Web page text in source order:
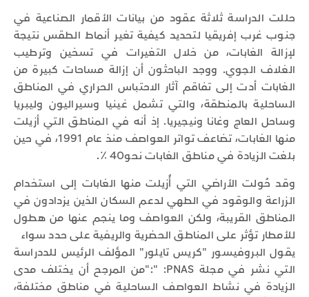
حللت الدراسة ثلاثة عقود من بيانات الأقمار الصناعية في
جنوب غرب إفريقيا لتحديد كيفية تغير أنماط الطقس نتيجة
لإزالة الغابات، من خلال التغيرات في تسخين وترطيب
الغلاف الجوي. ووجد الباحثون أن إزالة مساحات كبيرة من
الغابات أدت إلى تفاقم آثار الاحتباس الحراري في المناطق
الساحلية بالمنطقة، والتي تشمل غينيا وسيراليون وليبريا
وساحل العاج وغانا ونيجيريا. إذ أنه في المناطق التي أزيلت
منها الغابات، تضاعف تواتر العواصف منذ عام 1991، في حين
بلغت الزيادة في مناطق الغابات نحو40 ٪.
وقد حُولت الأراضي التي أُزيلت منها الغابات إلى استخدام
الزراعة والوقود في الطهي لدعم السكان الذين يزدادون في
المناطق القريبة، ولكن العواصف وما ينجم عنها من هطول
للأمطار تؤثر على المناطق الحضرية والريفية على حدد سواء
يقول البروفيسور "كريس تايلور" المؤلف الرئيس للددراسة
التي نشر في مجلة PNAS: ":"من المرجح أن يختلف مدى
الزيادة في نشاط العواصف الساحلية في مناطق مختلفة،